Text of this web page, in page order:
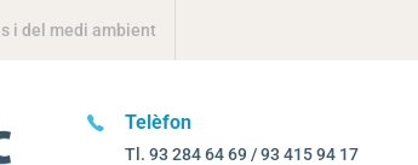
i del medi ambient
Telèfon
Tl. 93 284 64 69 / 93 415 94 17